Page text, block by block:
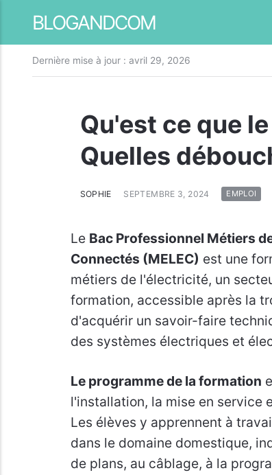
BLOGANDCOM
Dernière mise à jour : avril 29, 2026
Qu'est ce que
Quelles
SOPHIE SEPTEMBRE 3, 2024 EMPLOI
Le Bac Professionnel Métiers
Connectés (MELEC) est une
métiers de l'électricité, un
formation, accessible après la
d'acquérir un savoir-faire
des systèmes électriques et
Le programme de la formation
l'installation, la mise en service
Les élèves y apprennent à
dans le domaine domestique,
de plans, au câblage, à la